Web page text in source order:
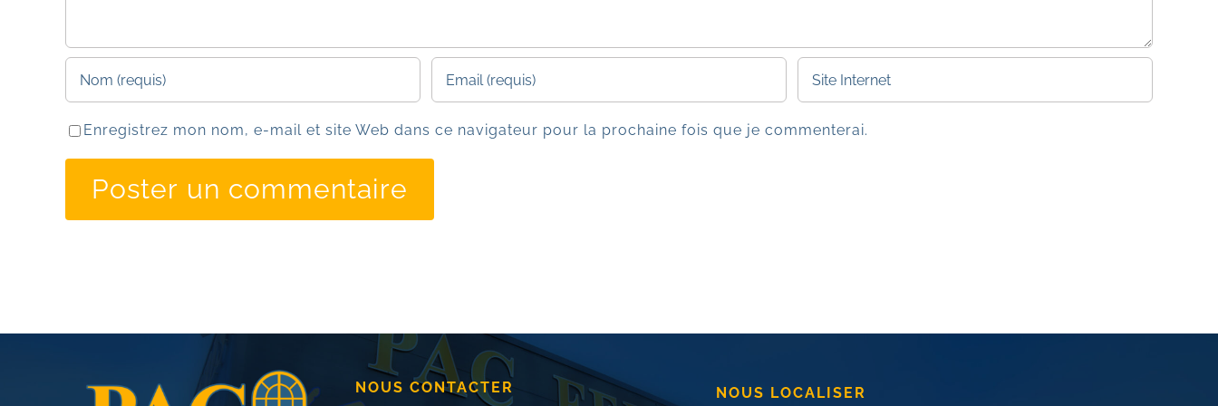
Enregistrez mon nom, e-mail et site Web dans ce navigateur pour la prochaine fois que je commenterai.
NOUS CONTACTER NOUS LOCALISER